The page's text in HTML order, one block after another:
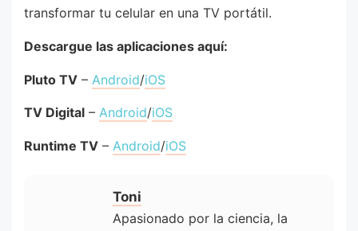
transformar tu celular en una TV portátil.
Descargue las aplicaciones aquí:
Pluto TV – Android/iOS
TV Digital – Android/iOS
Runtime TV – Android/iOS
Toni
Apasionado por la ciencia, la